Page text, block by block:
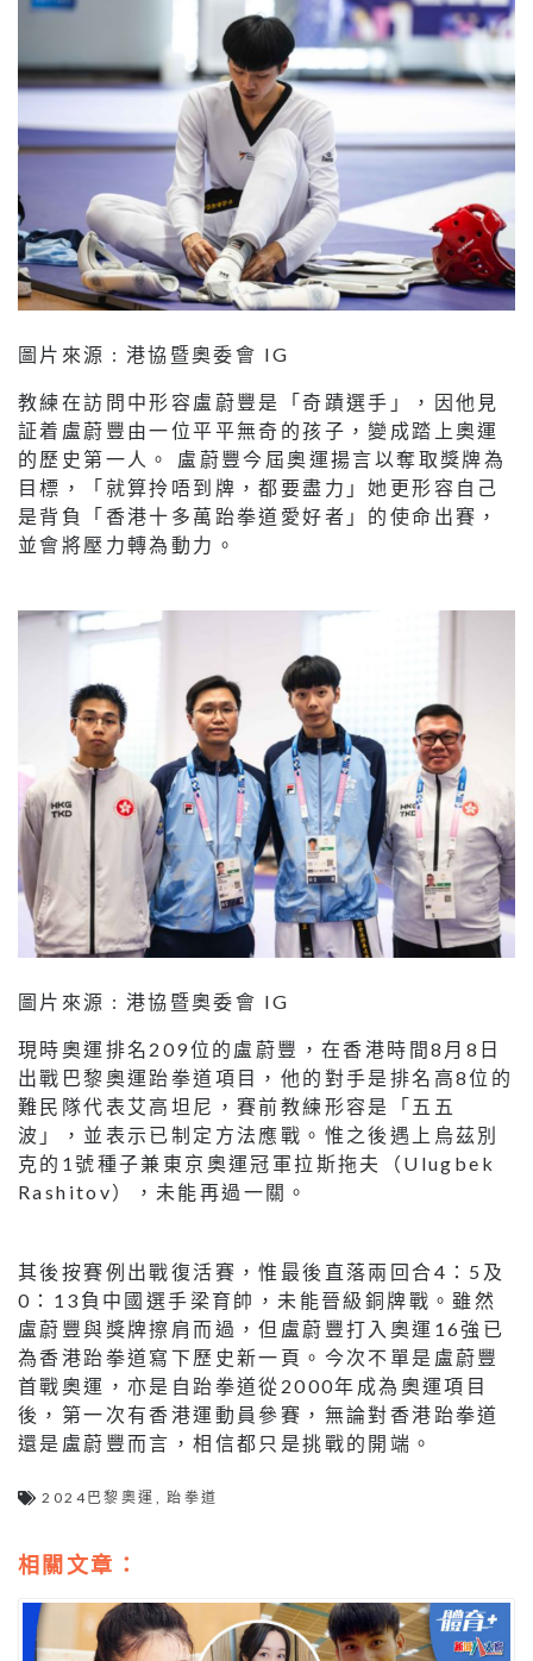
圖片來源 : 港協暨奧委會 IG
教練在訪問中形容盧蔚豐是「奇蹟選手」，因他見
証着盧蔚豐由一位平平無奇的孩子，變成踏上奧運
的歷史第一人。 盧蔚豐今屆奧運揚言以奪取獎牌為
目標，「就算拎唔到牌，都要盡力」她更形容自己
是背負「香港十多萬跆拳道愛好者」的使命出賽，
並會將壓力轉為動力。
圖片來源 : 港協暨奧委會 IG
現時奧運排名209位的盧蔚豐，在香港時間8月8日
出戰巴黎奧運跆拳道項目，他的對手是排名高8位的
難民隊代表艾高坦尼，賽前教練形容是「五五
波」，並表示已制定方法應戰。惟之後遇上烏茲別
克的1號種子兼東京奧運冠軍拉斯拖夫（Ulugbek
Rashitov），未能再過一關。
其後按賽例出戰復活賽，惟最後直落兩回合4：5及
0：13負中國選手梁育帥，未能晉級銅牌戰。雖然
盧蔚豐與獎牌擦肩而過，但盧蔚豐打入奧運16強已
為香港跆拳道寫下歷史新一頁。今次不單是盧蔚豐
首戰奧運，亦是自跆拳道從2000年成為奧運項目
後，第一次有香港運動員參賽，無論對香港跆拳道
還是盧蔚豐而言，相信都只是挑戰的開端。
2024巴黎奧運 ,跆拳道
相關文章：